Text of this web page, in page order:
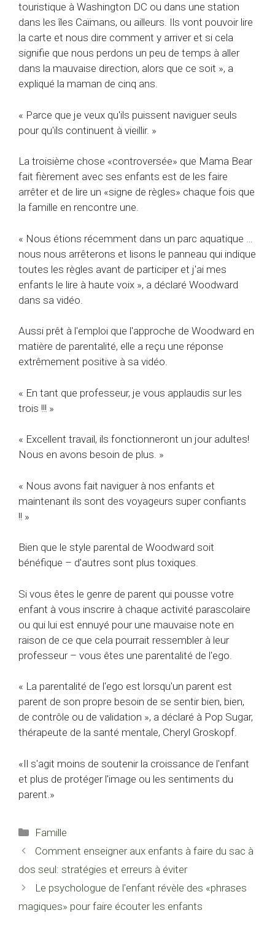
touristique à Washington DC ou dans une station
dans les îles Caïmans, ou ailleurs. Ils vont pouvoir lire
la carte et nous dire comment y arriver et si cela
signifie que nous perdons un peu de temps à aller
dans la mauvaise direction, alors que ce soit », a
expliqué la maman de cinq ans.
« Parce que je veux qu'ils puissent naviguer seuls
pour qu'ils continuent à vieillir. »
La troisième chose «controversée» que Mama Bear
fait fièrement avec ses enfants est de les faire
arrêter et de lire un «signe de règles» chaque fois que
la famille en rencontre une.
« Nous étions récemment dans un parc aquatique …
nous nous arrêterons et lisons le panneau qui indique
toutes les règles avant de participer et j'ai mes
enfants le lire à haute voix », a déclaré Woodward
dans sa vidéo.
Aussi prêt à l'emploi que l'approche de Woodward en
matière de parentalité, elle a reçu une réponse
extrêmement positive à sa vidéo.
« En tant que professeur, je vous applaudis sur les
trois !!! »
« Excellent travail, ils fonctionneront un jour adultes!
Nous en avons besoin de plus. »
« Nous avons fait naviguer à nos enfants et
maintenant ils sont des voyageurs super confiants
!! »
Bien que le style parental de Woodward soit
bénéfique – d'autres sont plus toxiques.
Si vous êtes le genre de parent qui pousse votre
enfant à vous inscrire à chaque activité parascolaire
ou qui lui est ennuyé pour une mauvaise note en
raison de ce que cela pourrait ressembler à leur
professeur – vous êtes une parentalité de l'ego.
« La parentalité de l'ego est lorsqu'un parent est
parent de son propre besoin de se sentir bien, bien,
de contrôle ou de validation », a déclaré à Pop Sugar,
thérapeute de la santé mentale, Cheryl Groskopf.
«Il s'agit moins de soutenir la croissance de l'enfant
et plus de protéger l'image ou les sentiments du
parent.»
Catégories
Famille
Comment enseigner aux enfants à faire du sac à
dos seul: stratégies et erreurs à éviter
Le psychologue de l'enfant révèle des «phrases
magiques» pour faire écouter les enfants